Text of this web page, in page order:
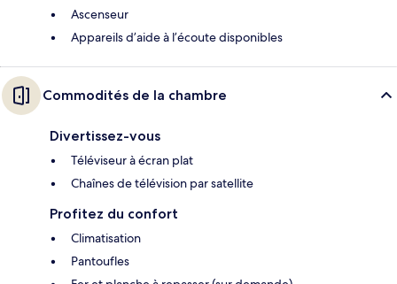
Ascenseur
Appareils d’aide à l’écoute disponibles
Commodités de la chambre
Divertissez-vous
Téléviseur à écran plat
Chaînes de télévision par satellite
Profitez du confort
Climatisation
Pantoufles